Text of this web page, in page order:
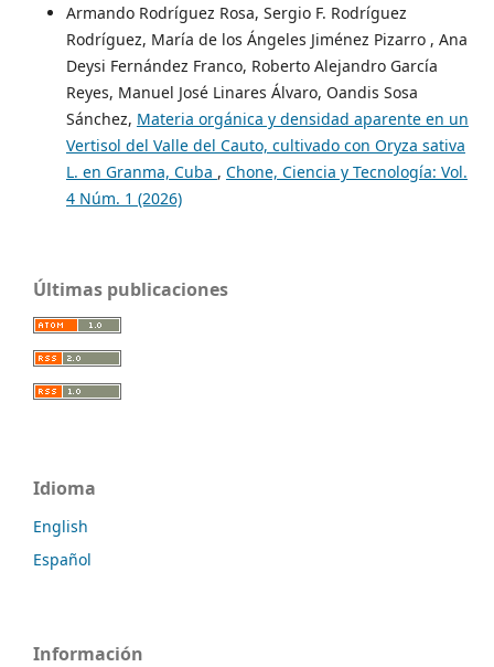
Armando Rodríguez Rosa, Sergio F. Rodríguez
Rodríguez, María de los Ángeles Jiménez Pizarro , Ana
Deysi Fernández Franco, Roberto Alejandro García
Reyes, Manuel José Linares Álvaro, Oandis Sosa
Sánchez, Materia orgánica y densidad aparente en un
Vertisol del Valle del Cauto, cultivado con Oryza sativa
L. en Granma, Cuba , Chone, Ciencia y Tecnología: Vol.
4 Núm. 1 (2026)
Últimas publicaciones
Idioma
English
Español
Información